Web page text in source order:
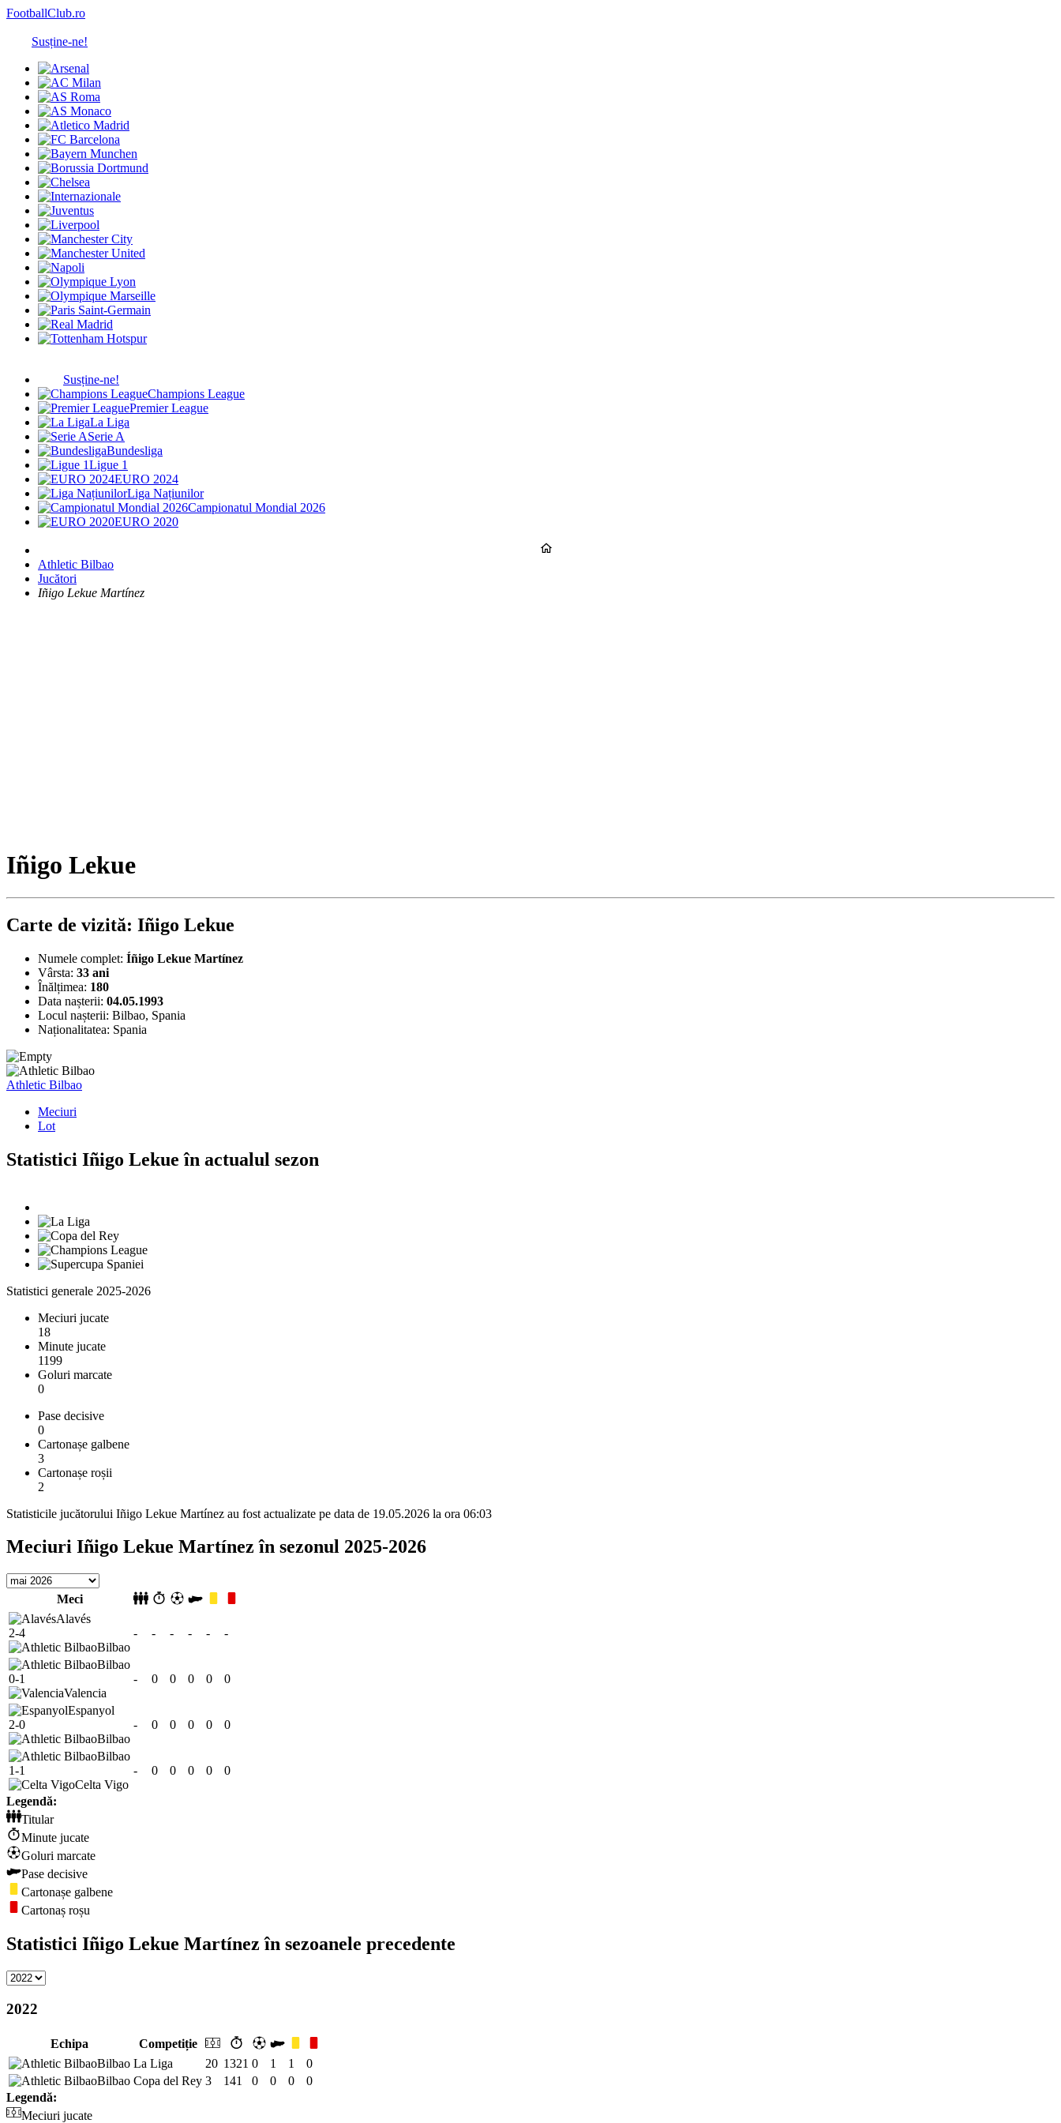
FootballClub.ro
Susține-ne!
Susține-ne!
Champions League
Premier League
La Liga
Serie A
Bundesliga
Ligue 1
EURO 2024
Liga Națiunilor
Campionatul Mondial 2026
EURO 2020
Athletic Bilbao
Jucători
Iñigo Lekue Martínez
Iñigo Lekue
Carte de vizită: Iñigo Lekue
Numele complet: Íñigo Lekue Martínez
Vârsta: 33 ani
Înălțimea: 180
Data nașterii: 04.05.1993
Locul nașterii: Bilbao, Spania
Naționalitatea: Spania
Athletic Bilbao
Meciuri
Lot
Statistici Iñigo Lekue în actualul sezon
Statistici generale 2025-2026
Meciuri jucate
18
Minute jucate
1199
Goluri marcate
0
Pase decisive
0
Cartonașe galbene
3
Cartonașe roșii
2
Statisticile jucătorului Iñigo Lekue Martínez au fost actualizate pe data de 19.05.2026 la ora 06:03
Meciuri Iñigo Lekue Martínez în sezonul 2025-2026
Meci
Alavés
2-4
Bilbao
- - - - - -
Bilbao
0-1
Valencia
- 0 0 0 0 0
Espanyol
2-0
Bilbao
- 0 0 0 0 0
Bilbao
1-1
Celta Vigo
- 0 0 0 0 0
Legendă:
Titular
Minute jucate
Goluri marcate
Pase decisive
Cartonașe galbene
Cartonaș roșu
Statistici Iñigo Lekue Martínez în sezoanele precedente
2022
Echipa
Competiție
Bilbao La Liga 20 1321 0 1 1
0
Bilbao Copa del Rey 3 141 0 0 0
0
Legendă:
Meciuri jucate